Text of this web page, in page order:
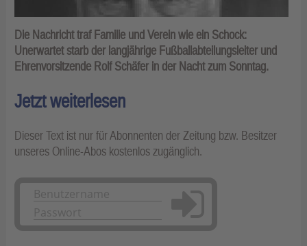
Die Nachricht traf Familie und Verein wie ein Schock:
Unerwartet starb der langjährige Fußballabteilungsleiter und
Ehrenvorsitzende Rolf Schäfer in der Nacht zum Sonntag.
Jetzt weiterlesen
Dieser Text ist nur für Abonnenten der Zeitung bzw. Besitzer
unseres Online-Abos kostenlos zugänglich.
Anmelden